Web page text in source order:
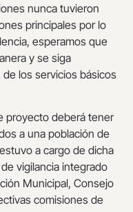
nunca tuvieron
principales por lo
esperamos que
y se siga
los servicios básicos
proyecto deberá tener
a una población de
a cargo de dicha
vigilancia integrado
Municipal, Consejo
comisiones de